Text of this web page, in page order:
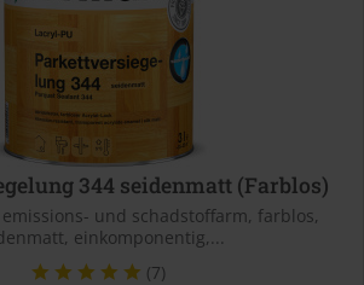
344 seidenmatt (Farblos)
und schadstoffarm, farblos,
einkomponentig,...
(7)